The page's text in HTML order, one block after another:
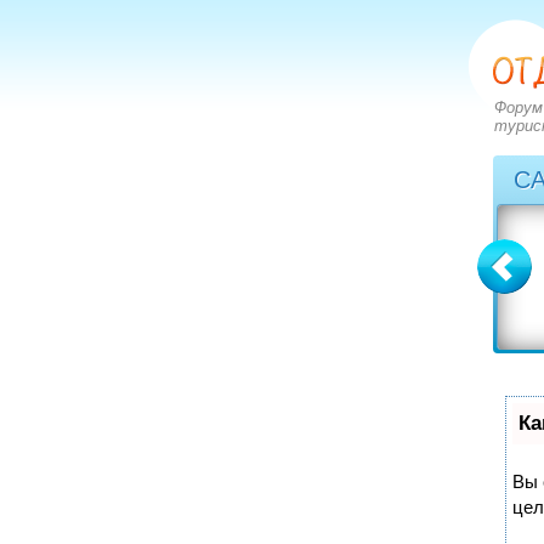
вопросов: 2828
Вы